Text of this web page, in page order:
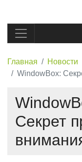
Главная
Новости
WindowBox:
Секрет